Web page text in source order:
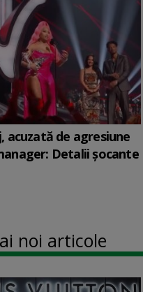
acuzată de agresiune
Detalii șocante
noi articole